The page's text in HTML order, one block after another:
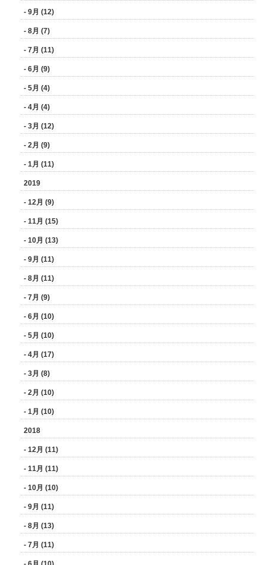
- 9月 (12)
- 8月 (7)
- 7月 (11)
- 6月 (9)
- 5月 (4)
- 4月 (4)
- 3月 (12)
- 2月 (9)
- 1月 (11)
2019
- 12月 (9)
- 11月 (15)
- 10月 (13)
- 9月 (11)
- 8月 (11)
- 7月 (9)
- 6月 (10)
- 5月 (10)
- 4月 (17)
- 3月 (8)
- 2月 (10)
- 1月 (10)
2018
- 12月 (11)
- 11月 (11)
- 10月 (10)
- 9月 (11)
- 8月 (13)
- 7月 (11)